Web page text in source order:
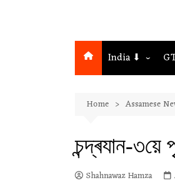
India ⬇
Guwahati
Home Assamese
চন্দ্ৰযান-
Shahnawaz Hamza